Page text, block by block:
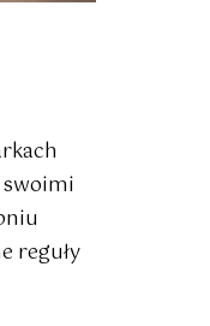
swoimi
reguły